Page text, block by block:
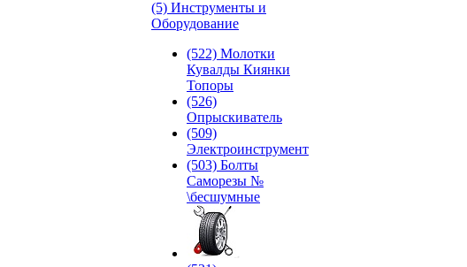
(5) Инструменты и
Оборудование
(522) Молотки
Кувалды Киянки
Топоры
(526)
Опрыскиватель
(509)
Электроинструмент
(503) Болты
Саморезы №
\бесшумные